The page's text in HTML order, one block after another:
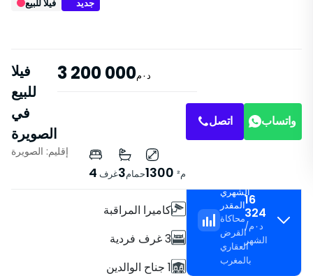
فيلا للبيع جديد
فيلا
للبيع
في
الصويرة
3 200 000 د٠م
إقليم: الصويرة
4 غرف3حمام1300 م²
اتصل واتساب
خصائص
فيلا
كاميرا المراقبة
3 غرف فردية
1 جناح الوالدين
الشهري
المقدر
محاكاة
القرض
العقاري
بالمغرب
16
324
د٠م
/
الشهر